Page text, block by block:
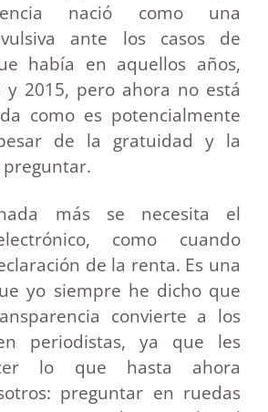
nació como una
ante los casos de
había en aquellos años,
y 2015, pero ahora no está
como es potencialmente
de la gratuidad y la
preguntar.
más se necesita el
como cuando
de la renta. Es una
yo siempre he dicho que
convierte a los
periodistas, ya que les
lo que hasta ahora
preguntar en ruedas